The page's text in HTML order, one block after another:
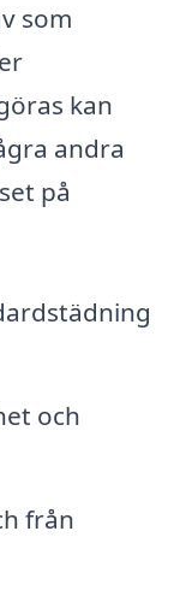
som
kan
andra
på
och
från